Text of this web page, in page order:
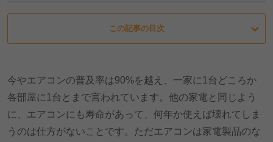
この記事の目次
今やエアコンの普及率は90%を越え、一家に1台どころか
各部屋に1台とまで言われています。他の家電と同じよう
に、エアコンにも寿命があって、何年か使えば壊れてしま
うのは仕方がないことです。ただエアコンは家電製品のな